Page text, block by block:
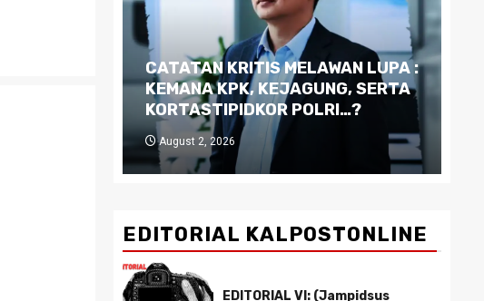
CATATAN KRITIS MELAWAN LUPA :
KEMANA KPK, KEJAGUNG, SERTA
KORTASTIPIDKOR POLRI…?
August 2, 2026
EDITORIAL KALPOSTONLINE
EDITORIAL VI: (Jampidsus